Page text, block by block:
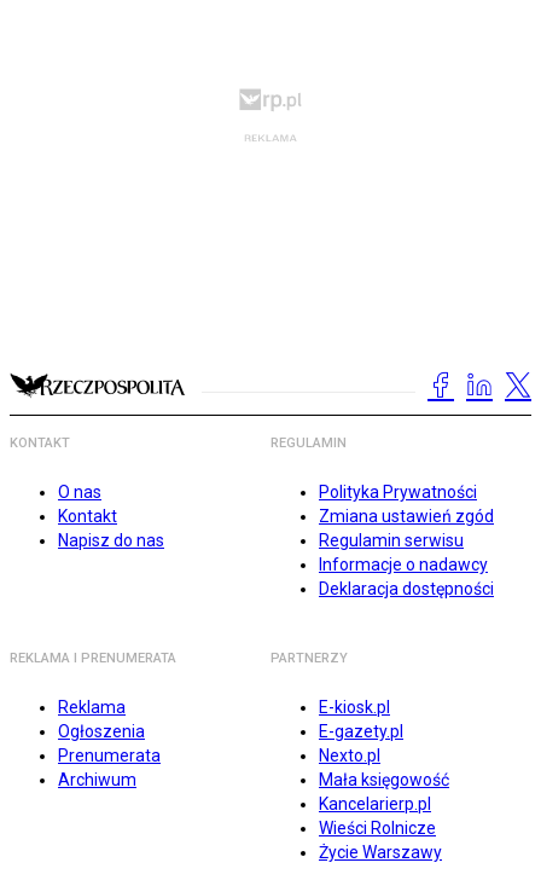
KONTAKT
O nas
Kontakt
Napisz do nas
REGULAMIN
Polityka Prywatności
Zmiana ustawień zgód
Regulamin serwisu
Informacje o nadawcy
Deklaracja dostępności
REKLAMA I PRENUMERATA
Reklama
Ogłoszenia
Prenumerata
Archiwum
PARTNERZY
E-kiosk.pl
E-gazety.pl
Nexto.pl
Mała księgowość
Kancelarierp.pl
Wieści Rolnicze
Życie Warszawy